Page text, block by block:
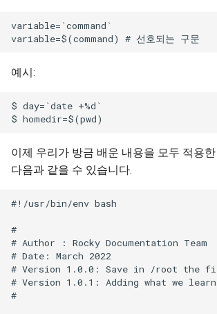
variable=`command`
예시:
$ day=`date +%d`
이제 우리가 방금 배운 내용을 모두 적용
다음과 같을 수 있습니다.
#!/usr/bin/env bash
#
# Author : Rocky Documentation Team
# Date: March 2022
# Version 1.0.0: Save in /root the
# Version 1.0.1: Adding what we
#